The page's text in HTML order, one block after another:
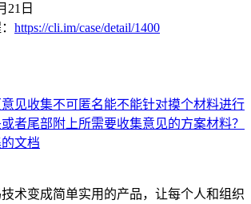
21日
https://cli.im/case/detail/1400
意见收集不可匿名能不能针对摸个材料进行
者尾部附上所需要收集意见的方案材料？
文档
术变成简单实用的产品，让每个人和组织